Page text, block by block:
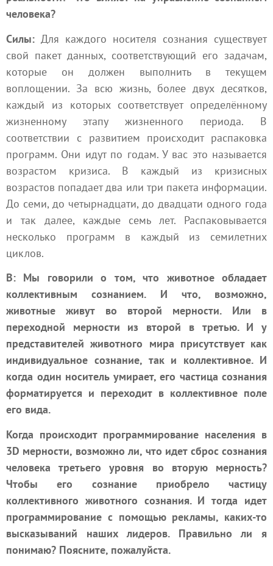
человека?
Силы: Для каждого носителя сознания существует
свой пакет данных, соответствующий его задачам,
которые он должен выполнить в текущем
воплощении. За всю жизнь, более двух десятков,
каждый из которых соответствует определённому
жизненному этапу жизненного периода. В
соответствии с развитием происходит распаковка
программ. Они идут по годам. У вас это называется
возрастом кризиса. В каждый из кризисных
возрастов попадает два или три пакета информации.
До семи, до четырнадцати, до двадцати одного года
и так далее, каждые семь лет. Распаковывается
несколько программ в каждый из семилетних
циклов.
В: Мы говорили о том, что животное обладает
коллективным сознанием. И что, возможно,
животные живут во второй мерности. Или в
переходной мерности из второй в третью. И у
представителей животного мира присутствует как
индивидуальное сознание, так и коллективное. И
когда один носитель умирает, его частица сознания
форматируется и переходит в коллективное поле
его вида.
Когда происходит программирование населения в
3D мерности, возможно ли, что идет сброс сознания
человека третьего уровня во вторую мерность?
Чтобы его сознание приобрело частицу
коллективного животного сознания. И тогда идет
программирование с помощью рекламы, каких-то
высказываний наших лидеров. Правильно ли я
понимаю? Поясните, пожалуйста.